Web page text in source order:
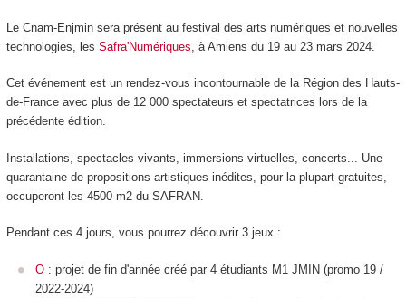
Le Cnam-Enjmin sera présent au festival des arts numériques et nouvelles
technologies, les Safra'Numériques , à Amiens du 19 au 23 mars 2024.
Cet événement est un rendez-vous incontournable de la Région des Hauts-
de-France avec plus de 12 000 spectateurs et spectatrices lors de la
précédente édition.
Installations, spectacles vivants, immersions virtuelles, concerts... Une
quarantaine de propositions artistiques inédites, pour la plupart gratuites,
occuperont les 4500 m2du SAFRAN.
Pendant ces 4 jours, vous pourrez découvrir 3 jeux :
O : projet de fin d'année créé par 4 étudiants M1 JMIN (promo 19 /
2022-2024)